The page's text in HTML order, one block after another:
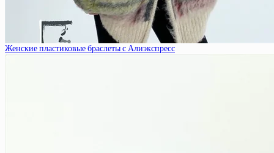
Женские пластиковые браслеты с Алиэкспресс